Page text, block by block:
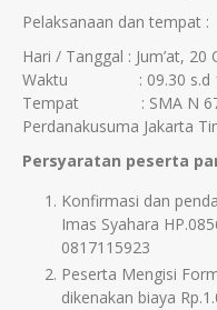
Pelaksanaan dan tempat :
Hari / Tanggal : Jum’at,
Waktu : 09.30 s.d
Tempat : SMA N 67
Perdanakusuma Jakarta
Persyaratan peserta
Konfirmasi dan
Imas Syahara
0817115923
Peserta Mengisi
dikenakan biaya